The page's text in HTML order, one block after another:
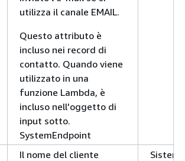
utilizza il canale EMAIL.
Questo attributo è
incluso nei record di
contatto. Quando viene
utilizzato in una
funzione Lambda, è
incluso nell'oggetto di
input sotto.
SystemEndpoint
Il nome del cliente
Sistema